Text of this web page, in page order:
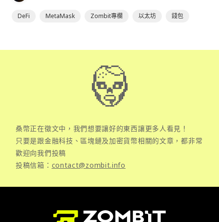
DeFi MetaMask Zombit專欄 以太坊 錢包
桑幣正在徵文中，我們想要讓好的東西讓更多人看見！
只要是跟金融科技、區塊鏈及加密貨幣相關的文章，都非常
歡迎向我們投稿
投稿信箱： contact@zombit.info